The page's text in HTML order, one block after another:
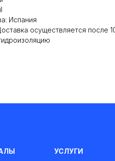
Испания
осуществляется после
УСЛУГИ